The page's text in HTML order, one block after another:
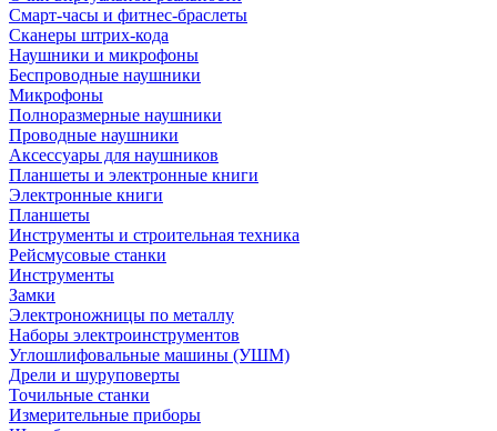
Смарт-часы и фитнес-браслеты
Сканеры штрих-кода
Наушники и микрофоны
Беспроводные наушники
Микрофоны
Полноразмерные наушники
Проводные наушники
Аксессуары для наушников
Планшеты и электронные книги
Электронные книги
Планшеты
Инструменты и строительная техника
Рейсмусовые станки
Инструменты
Замки
Электроножницы по металлу
Наборы электроинструментов
Углошлифовальные машины (УШМ)
Дрели и шуруповерты
Точильные станки
Измерительные приборы